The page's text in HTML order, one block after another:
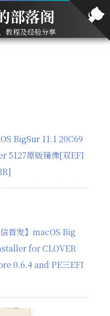
部落阁
教程及经验分享
BigSur 11.1 20C69
5127原版镜像[双EFI
首发】macOS Big
for CLOVER
0.6.4 and PE三EFI